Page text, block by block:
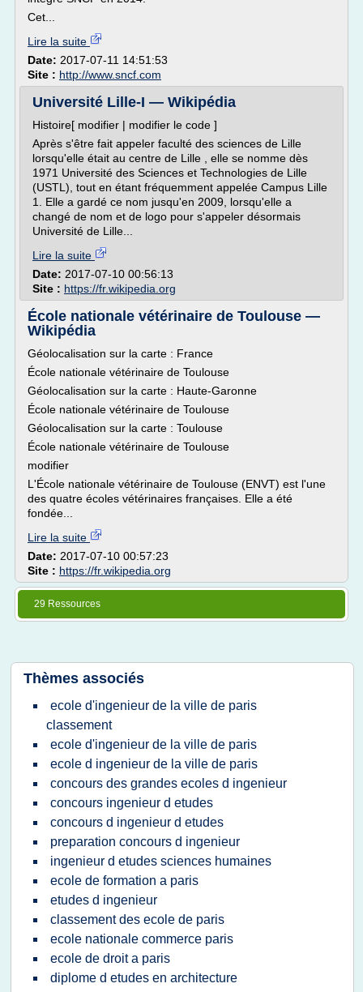
Cet...
Lire la suite
Date: 2017-07-11 14:51:53
Site : http://www.sncf.com
Université Lille-I — Wikipédia
Histoire[ modifier | modifier le code ]
Après s'être fait appeler faculté des sciences de Lille
lorsqu'elle était au centre de Lille , elle se nomme dès
1971 Université des Sciences et Technologies de Lille
(USTL), tout en étant fréquemment appelée Campus Lille
1. Elle a gardé ce nom jusqu'en 2009, lorsqu'elle a
changé de nom et de logo pour s'appeler désormais
Université de Lille...
Lire la suite
Date: 2017-07-10 00:56:13
Site : https://fr.wikipedia.org
École nationale vétérinaire de Toulouse —
Wikipédia
Géolocalisation sur la carte : France
École nationale vétérinaire de Toulouse
Géolocalisation sur la carte : Haute-Garonne
École nationale vétérinaire de Toulouse
Géolocalisation sur la carte : Toulouse
École nationale vétérinaire de Toulouse
modifier
L'École nationale vétérinaire de Toulouse (ENVT) est l'une
des quatre écoles vétérinaires françaises. Elle a été
fondée...
Lire la suite
Date: 2017-07-10 00:57:23
Site : https://fr.wikipedia.org
29 Ressources
Thèmes associés
ecole d'ingenieur de la ville de paris
classement
ecole d'ingenieur de la ville de paris
ecole d ingenieur de la ville de paris
concours des grandes ecoles d ingenieur
concours ingenieur d etudes
concours d ingenieur d etudes
preparation concours d ingenieur
ingenieur d etudes sciences humaines
ecole de formation a paris
etudes d ingenieur
classement des ecole de paris
ecole nationale commerce paris
ecole de droit a paris
diplome d etudes en architecture